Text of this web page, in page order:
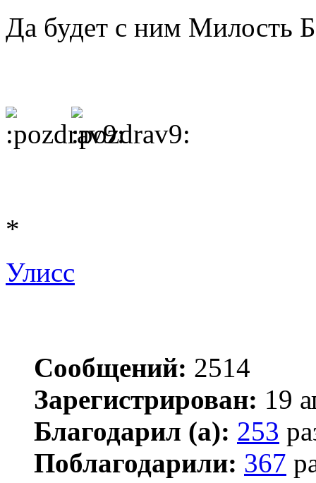
Да будет с ним Милость
*
Улисс
Сообщений: 2514
Зарегистрирован: 19
Благодарил (а): 253
Поблагодарили: 367